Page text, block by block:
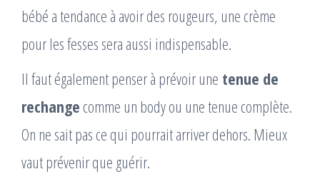
bébé a tendance à avoir des rougeurs, une crème
pour les fesses sera aussi indispensable.
Il faut également penser à prévoir une tenue de
rechange comme un body ou une tenue complète.
On ne sait pas ce qui pourrait arriver dehors. Mieux
vaut prévenir que guérir.